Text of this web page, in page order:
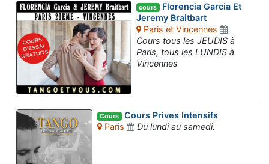
cours Florencia Garcia Et
Jeremy Braitbart
Paris et Vincennes
Cours tous les JEUDIS à
Paris, tous les LUNDIS à
Vincennes
Cours Cours Prives Intensifs
Paris
Du lundi au samedi.